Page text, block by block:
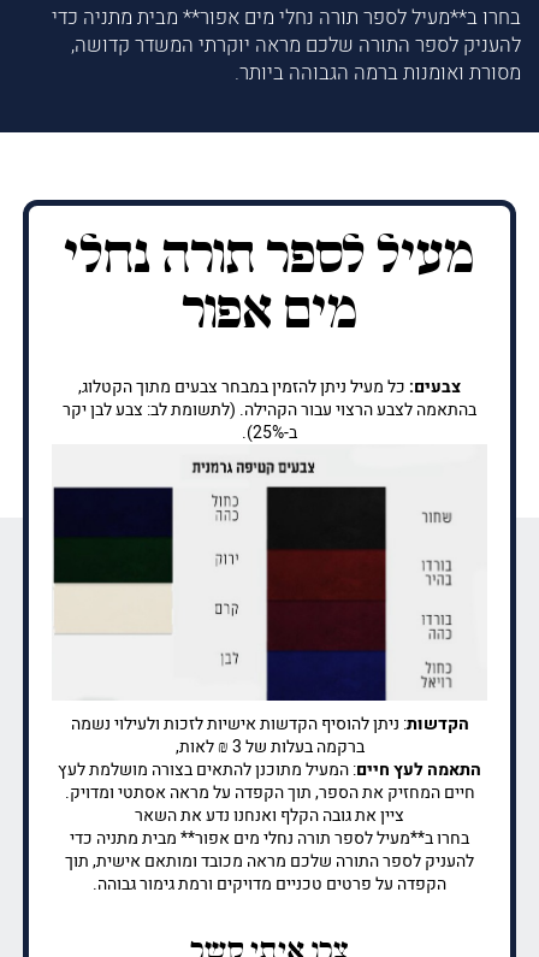
בחרו ב**מעיל לספר תורה נחלי מים אפור** מבית מתניה כדי
להעניק לספר התורה שלכם מראה יוקרתי המשדר קדושה,
מסורת ואומנות ברמה הגבוהה ביותר.
מעיל לספר תורה נחלי
מים אפור
צבעים: כל מעיל ניתן להזמין במבחר צבעים מתוך הקטלוג,
בהתאמה לצבע הרצוי עבור הקהילה. (לתשומת לב: צבע לבן יקר
ב-25%).
הקדשות: ניתן להוסיף הקדשות אישיות לזכות ולעילוי נשמה
ברקמה בעלות של 3 ₪ לאות,
התאמה לעץ חיים: המעיל מתוכנן להתאים בצורה מושלמת לעץ
חיים המחזיק את הספר, תוך הקפדה על מראה אסתטי ומדויק.
ציין את גובה הקלף ואנחנו נדע את השאר
בחרו ב**מעיל לספר תורה נחלי מים אפור** מבית מתניה כדי
להעניק לספר התורה שלכם מראה מכובד ומותאם אישית, תוך
הקפדה על פרטים טכניים מדויקים ורמת גימור גבוהה.